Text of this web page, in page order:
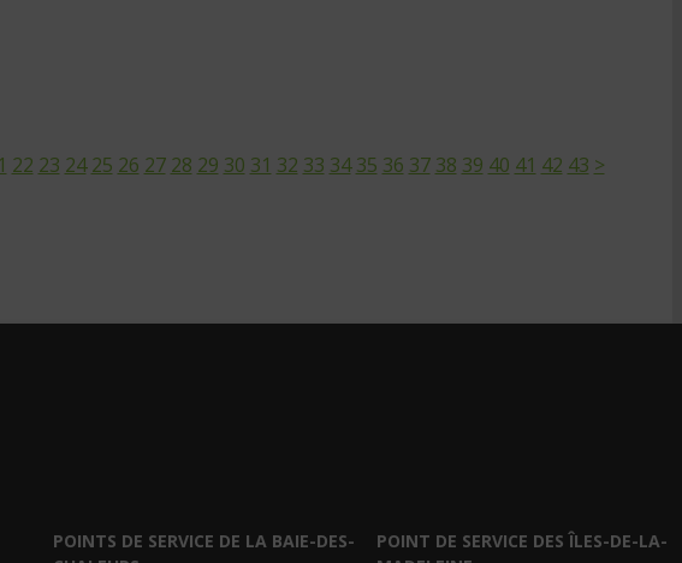
22 23 24 25 26 27 28 29 30 31 32 33 34 35 36 37 38 39 40 41 42 43 >
POINTS DE SERVICE DE LA BAIE-DES-
POINT DE SERVICE DES ÎLES-DE-LA-